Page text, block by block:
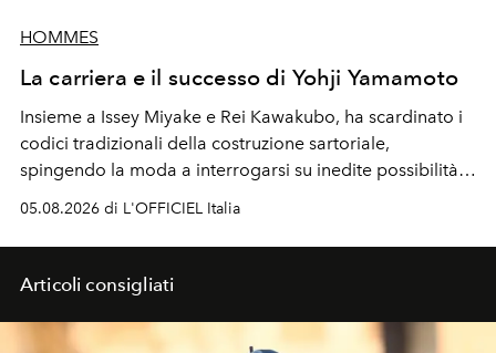
HOMMES
La carriera e il successo di Yohji Yamamoto
Insieme a Issey Miyake e Rei Kawakubo, ha scardinato i
codici tradizionali della costruzione sartoriale,
spingendo la moda a interrogarsi su inedite possibilità
ha riscritto i canoni estetici del XX secolo, lasciando
un’impronta indelebile nella storia della moda.
05.08.2026 di L'OFFICIEL Italia
Articoli consigliati